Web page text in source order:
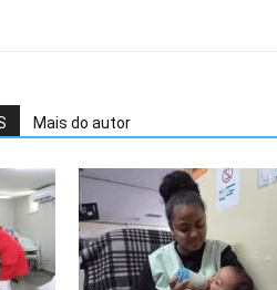
Mais do autor